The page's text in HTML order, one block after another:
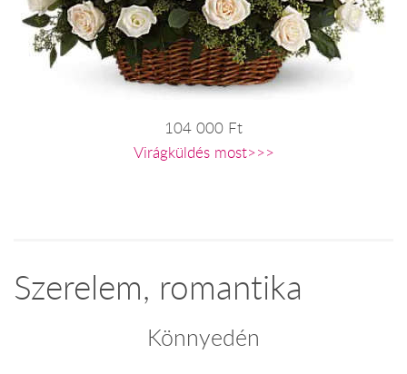
104 000 Ft
Virágküldés most>>>
Szerelem, romantika
Könnyedén